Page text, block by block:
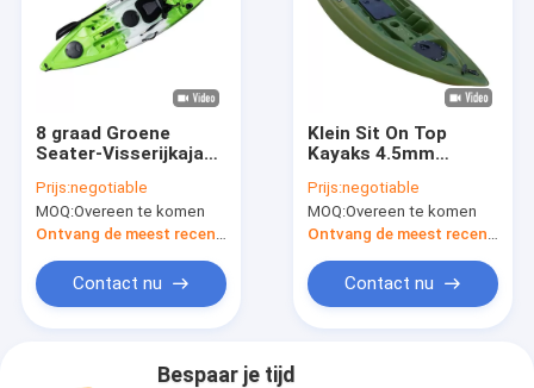
8 graad Groene
Seater-Visserijkajak
2.95m*0.78m
Prijs:negotiable
MOQ:Overeen te komen
Ontvang de meest recente Prijs
Contact nu
Klein Sit On Top
Kayaks 4.5mm
Persoonsvrije tijd 3
Jaar
Prijs:negotiable
MOQ:Overeen te komen
Ontvang de meest recente Prijs
Contact nu
Bespaar je tijd